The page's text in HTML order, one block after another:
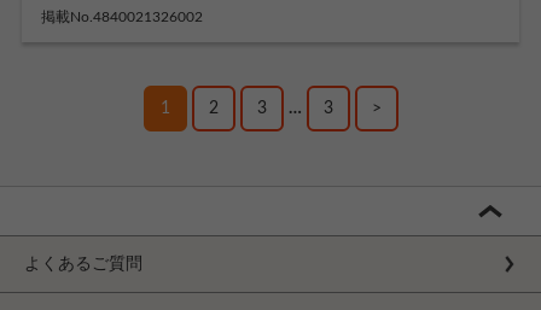
掲載No.4840021326002
1 2 3 … 3 >
よくあるご質問